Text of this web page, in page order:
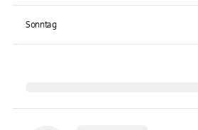
Sonntag